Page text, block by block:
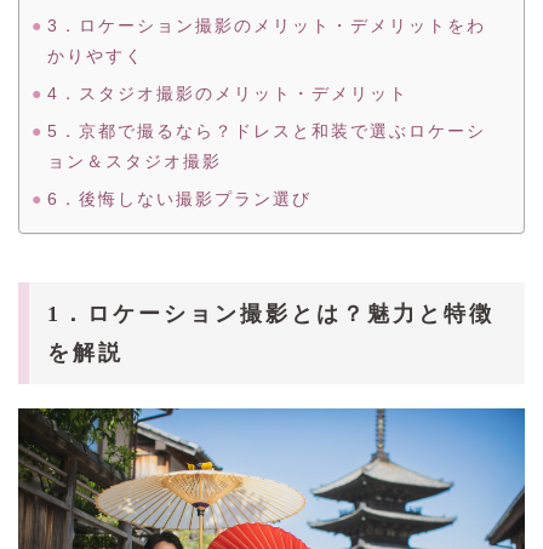
3．ロケーション撮影のメリット・デメリットをわ
かりやすく
4．スタジオ撮影のメリット・デメリット
5．京都で撮るなら？ドレスと和装で選ぶロケーシ
ョン＆スタジオ撮影
6．後悔しない撮影プラン選び
1．ロケーション撮影とは？魅力と特徴
を解説